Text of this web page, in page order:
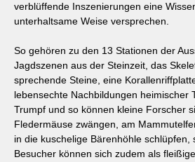
verblüffende Inszenierungen eine
unterhaltsame Weise versprechen.
So gehören zu den 13 Stationen der
Jagdszenen aus der Steinzeit, das
sprechende Steine, eine
lebensechte Nachbildungen heimischer
Trumpf und so können kleine Forscher
Fledermäuse zwängen, am
in die kuschelige Bärenhöhle schlüpfen,
Besucher können sich zudem als